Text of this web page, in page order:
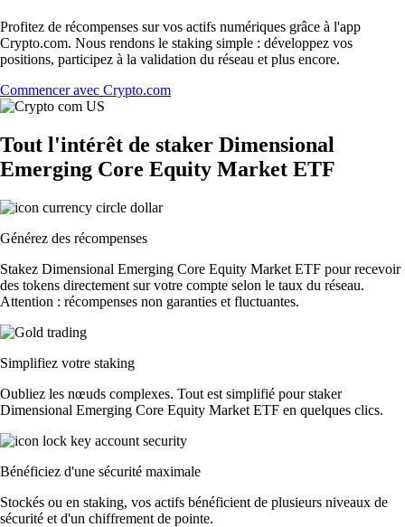
Profitez de récompenses sur vos actifs numériques grâce à l'app
Crypto.com. Nous rendons le staking simple : développez vos
positions, participez à la validation du réseau et plus encore.
Commencer avec Crypto.com
Tout l'intérêt de staker Dimensional
Emerging Core Equity Market ETF
Générez des récompenses
Stakez Dimensional Emerging Core Equity Market ETF pour recevoir
des tokens directement sur votre compte selon le taux du réseau.
Attention : récompenses non garanties et fluctuantes.
Simplifiez votre staking
Oubliez les nœuds complexes. Tout est simplifié pour staker
Dimensional Emerging Core Equity Market ETF en quelques clics.
Bénéficiez d'une sécurité maximale
Stockés ou en staking, vos actifs bénéficient de plusieurs niveaux de
sécurité et d'un chiffrement de pointe.